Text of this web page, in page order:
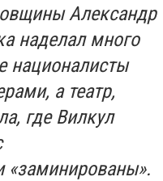
Александр
наделал много
националисты
а театр,
где Вилкул
«заминированы».